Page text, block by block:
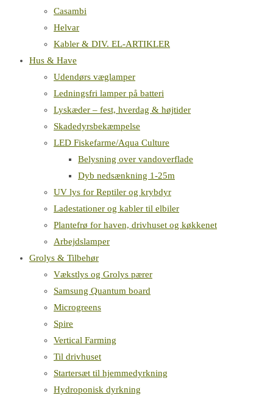
Casambi
Helvar
Kabler & DIV. EL-ARTIKLER
Hus & Have
Udendørs væglamper
Ledningsfri lamper på batteri
Lyskæder – fest, hverdag & højtider
Skadedyrsbekæmpelse
LED Fiskefarme/Aqua Culture
Belysning over vandoverflade
Dyb nedsænkning 1-25m
UV lys for Reptiler og krybdyr
Ladestationer og kabler til elbiler
Plantefrø for haven, drivhuset og køkkenet
Arbejdslamper
Grolys & Tilbehør
Vækstlys og Grolys pærer
Samsung Quantum board
Microgreens
Spire
Vertical Farming
Til drivhuset
Startersæt til hjemmedyrkning
Hydroponisk dyrkning